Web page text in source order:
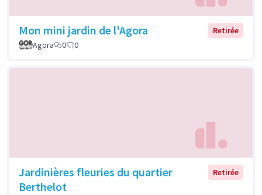
Mon mini jardin de l'Agora
Retirée
Agora
0 0
Jardinières fleuries du quartier
Berthelot
Retirée